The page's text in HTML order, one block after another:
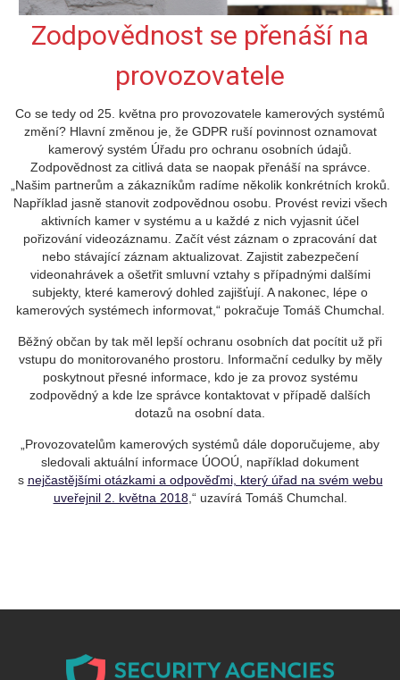
Zodpovědnost se přenáší na
provozovatele
Co se tedy od 25. května pro provozovatele kamerových systémů
změní? Hlavní změnou je, že GDPR ruší povinnost oznamovat
kamerový systém Úřadu pro ochranu osobních údajů.
Zodpovědnost za citlivá data se naopak přenáší na správce.
„Našim partnerům a zákazníkům radíme několik konkrétních kroků.
Například jasně stanovit zodpovědnou osobu. Provést revizi všech
aktivních kamer v systému a u každé z nich vyjasnit účel
pořizování videozáznamu. Začít vést záznam o zpracování dat
nebo stávající záznam aktualizovat. Zajistit zabezpečení
videonahrávek a ošetřit smluvní vztahy s případnými dalšími
subjekty, které kamerový dohled zajišťují. A nakonec, lépe o
kamerových systémech informovat,“ pokračuje Tomáš Chumchal.
Běžný občan by tak měl lepší ochranu osobních dat pocítit už při
vstupu do monitorovaného prostoru. Informační cedulky by měly
poskytnout přesné informace, kdo je za provoz systému
zodpovědný a kde lze správce kontaktovat v případě dalších
dotazů na osobní data.
„Provozovatelům kamerových systémů dále doporučujeme, aby
sledovali aktuální informace ÚOOÚ, například dokument
s nejčastějšími otázkami a odpověďmi, který úřad na svém webu
uveřejnil 2. května 2018,“ uzavírá Tomáš Chumchal.